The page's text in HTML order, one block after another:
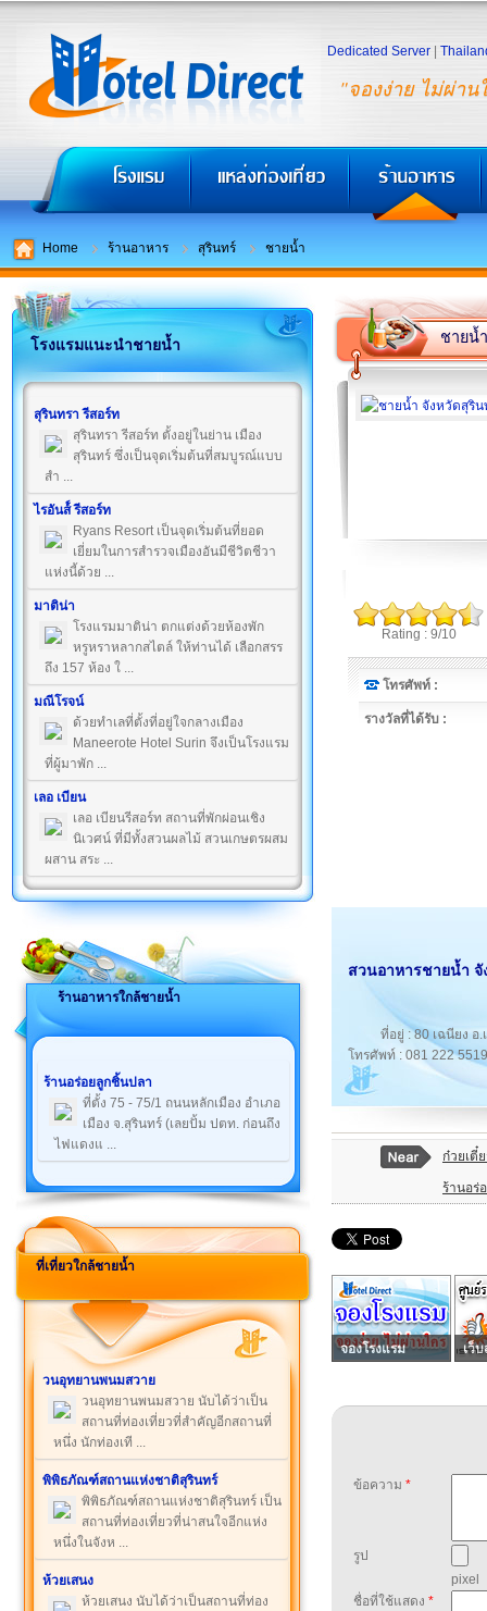
"จองง่าย ไม่ผ่าน
Dedicated Server
Home ร้านอาหาร สุรินทร์ ชายน้ำ
โรงแรมแนะนำชายน้ำ
สุรินทรา รีสอร์ท
สุรินทรา รีสอร์ท ตั้งอยู่ในย่าน เมือง
สุรินทร์ ซึ่งเป็นจุดเริ่มต้นที่สมบูรณ์แบบ
สำ ...
ไรอันส์์ รีสอร์ท
Ryans Resort เป็นจุดเริ่มต้นที่ยอด
เยี่ยมในการสำรวจเมืองอันมีชีวิตชีวา
แห่งนี้ด้วย ...
มาติน่า
โรงแรมมาติน่า ตกแต่งด้วยห้องพัก
หรูหราหลากสไตล์ ให้ท่านได้ เลือกสรร
ถึง 157 ห้อง ใ ...
มณีโรจน์
ด้วยทำเลที่ตั้งที่อยู่ใจกลางเมือง
Maneerote Hotel Surin จึงเป็นโรงแรม
ที่ผู้มาพัก ...
เลอ เบียน
เลอ เบียนรีสอร์ท สถานที่พักผ่อนเชิง
นิเวศน์ ที่มีทั้งสวนผลไม้ สวนเกษตรผสม
ผสาน สระ ...
ร้านอาหารใกล้ชายน้ำ
ร้านอร่อยลูกชิ้นปลา
ที่ตั้ง 75 - 75/1 ถนนหลักเมือง อำเภอ
เมือง จ.สุรินทร์ (เลยปั้ม ปตท. ก่อนถึง
ไฟแดงแ ...
ที่เที่ยวใกล้ชายน้ำ
วนอุทยานพนมสวาย
วนอุทยานพนมสวาย นับได้ว่าเป็น
สถานที่ท่องเที่ยวที่สำคัญอีกสถานที่
หนึ่ง นักท่องเที ...
พิพิธภัณฑ์สถานแห่งชาติสุรินทร์
พิพิธภัณฑ์สถานแห่งชาติสุรินทร์ เป็น
สถานที่ท่องเที่ยวที่น่าสนใจอีกแห่ง
หนึ่งในจังห ...
ห้วยเสนง
ห้วยเสนง นับได้ว่าเป็นสถานที่ท่อง
ชายน้ำ
Rating : 9/10
โทรศัพท์ :
รางวัลที่ได้รับ :
สวนอาหารชายน้ำ
ที่อยู่ : 80 เฉนียง อ
โทรศัพท์ : 081 222 5519
ก๋วยเตี๋
ร้านอร่
จองโรงแรม เว็บ
ข้อความ *
รูป
pixel
ชื่อที่ใช้แสดง *